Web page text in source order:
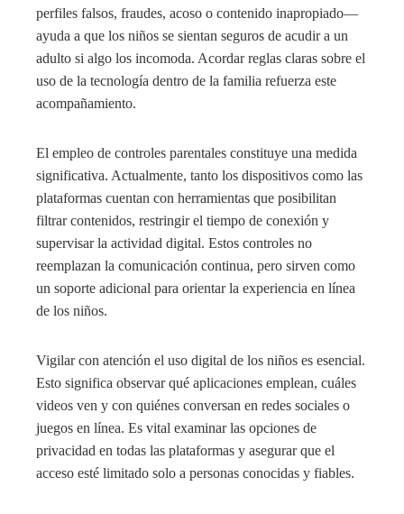
perfiles falsos, fraudes, acoso o contenido inapropiado—
ayuda a que los niños se sientan seguros de acudir a un
adulto si algo los incomoda. Acordar reglas claras sobre el
uso de la tecnología dentro de la familia refuerza este
acompañamiento.
El empleo de controles parentales constituye una medida
significativa. Actualmente, tanto los dispositivos como las
plataformas cuentan con herramientas que posibilitan
filtrar contenidos, restringir el tiempo de conexión y
supervisar la actividad digital. Estos controles no
reemplazan la comunicación continua, pero sirven como
un soporte adicional para orientar la experiencia en línea
de los niños.
Vigilar con atención el uso digital de los niños es esencial.
Esto significa observar qué aplicaciones emplean, cuáles
videos ven y con quiénes conversan en redes sociales o
juegos en línea. Es vital examinar las opciones de
privacidad en todas las plataformas y asegurar que el
acceso esté limitado solo a personas conocidas y fiables.